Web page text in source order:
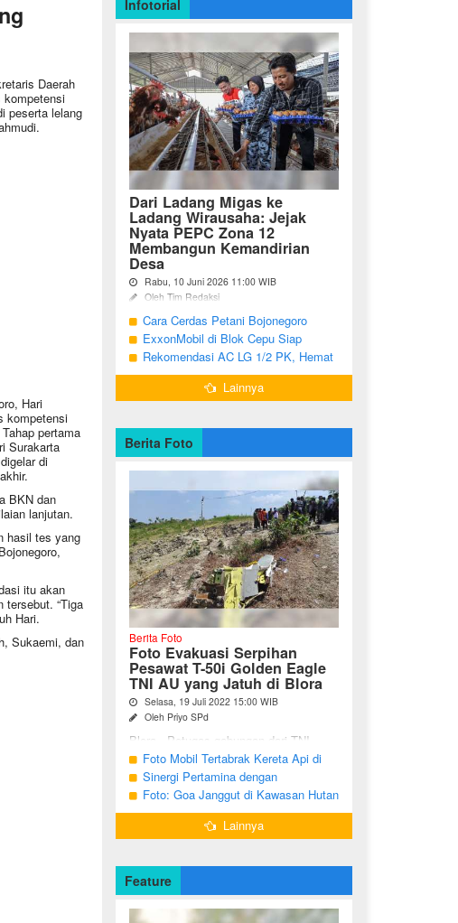
Daerah
kompetensi
peserta lelang
Hari
kompetensi
pertama
Surakarta
di
BKN dan
lanjutan.
hasil tes yang
itu akan
tersebut. “Tiga
Hari.
Sukaemi, dan
Infotorial
Dari Ladang Migas ke
Ladang Wirausaha: Jejak
Nyata PEPC Zona 12
Membangun Kemandirian
Desa
Rabu, 10 Juni 2026 11:00 WIB
Oleh Tim Redaksi
Bojonegoro - Berakhirnya fase
pengembangan Proyek Gas Jambaran-
Tiung Biru (JTB) pada 2021 menjadi
titik balik bagi ratusan pemuda Desa
Bandungrejo, ...
Cara Cerdas Petani Bojonegoro
Menguatkan Ekonomi Keluarga
ExxonMobil di Blok Cepu Siap
Hadapi Target Produksi 2026
Rekomendasi AC LG 1/2 PK, Hemat
Listrik dan Pendinginan Maksimal
Lainnya
Berita Foto
Berita Foto
Foto Evakuasi Serpihan
Pesawat T-50i Golden Eagle
TNI AU yang Jatuh di Blora
Selasa, 19 Juli 2022 15:00 WIB
Oleh Priyo SPd
Blora - Petugas gabungan dari TNI,
Polri, BPBD dan warga sekitar terus
melakukan pencarian terhadap serpihan
pesawat tempur T-50i Golden ...
Foto Mobil Tertabrak Kereta Api di
Kalitidu, Bojonegoro
Sinergi Pertamina dengan
Masyarakat Desa
Foto: Goa Janggut di Kawasan Hutan
Ngorogunung, Bubulan, Bojonegoro
Lainnya
Feature